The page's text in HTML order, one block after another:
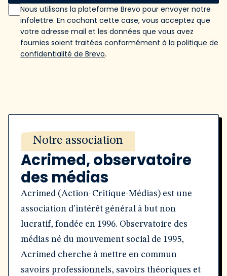
Nous utilisons la plateforme Brevo pour envoyer notre
infolettre. En cochant cette case, vous acceptez que
votre adresse mail et les données que vous avez
fournies soient traitées conformément à la politique de
confidentialité de Brevo.
Notre association
Acrimed, observatoire
des médias
Acrimed (Action-Critique-Médias) est une
association d'intérêt général à but non
lucratif, fondée en 1996. Observatoire des
médias né du mouvement social de 1995,
Acrimed cherche à mettre en commun
savoirs professionnels, savoirs théoriques et